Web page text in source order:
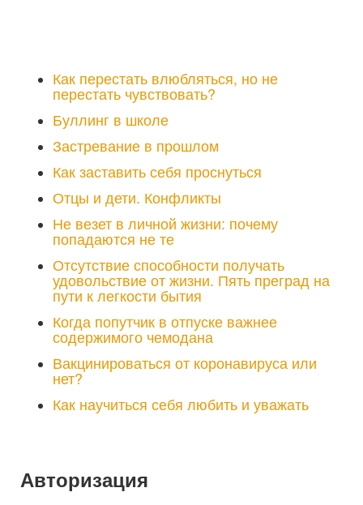
Как перестать влюбляться, но не
перестать чувствовать?
Буллинг в школе
Застревание в прошлом
Как заставить себя проснуться
Отцы и дети. Конфликты
Не везет в личной жизни: почему
попадаются не те
Отсутствие способности получать
удовольствие от жизни. Пять преград на
пути к легкости бытия
Когда попутчик в отпуске важнее
содержимого чемодана
Вакцинироваться от коронавируса или
нет?
Как научиться себя любить и уважать
Авторизация